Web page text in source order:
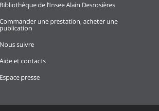
Bibliothèque de l’Insee Alain Desrosières
Commander une prestation, acheter une
publication
Nous suivre
Aide et contacts
Espace presse